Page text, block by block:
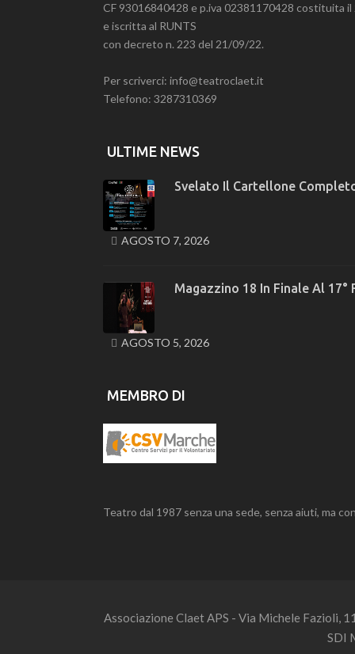
CF 93016840428 e p.iva 02381170428 costituita
e iscritta al RUNTS
con decreto n. 223 del 21/09/22.
Per scriverci: info@teatroclaet.it
Telefono: 3287310369
ULTIME NEWS
Svelato Il Cartellone
AGOSTO 7, 2026
Magazzino 18 In Finale Al
AGOSTO 5, 2026
MEMBRO DI
Teatro dal 1987 senza una sede, senza aiuti, ma
Associazione Claet APS - Via Michele Fazioli,
SDI